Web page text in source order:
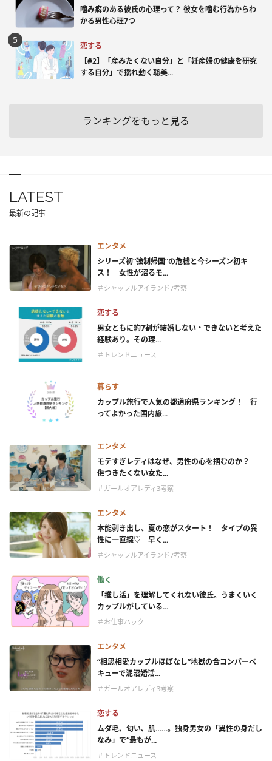
噛み癖のある彼氏の心理って？ 彼女を噛む行為からわ
かる男性心理7つ
恋する
【#2】「産みたくない自分」と「妊産婦の健康を研究
する自分」で揺れ動く聡美...
ランキングをもっと見る
LATEST
最新の記事
エンタメ
シリーズ初“強制帰国”の危機と今シーズン初キ
ス！ 女性が沼るモ...
＃シャッフルアイランド7考察
恋する
男女ともに約7割が結婚しない・できないと考えた
経験あり。その理...
＃トレンドニュース
暮らす
カップル旅行で人気の都道府県ランキング！ 行
ってよかった国内旅...
エンタメ
モテすぎレディはなぜ、男性の心を掴むのか？
傷つきたくない女た...
＃ガールオアレディ3考察
エンタメ
本能剥き出し、夏の恋がスタート！ タイプの異
性に一直線♡ 早く...
＃シャッフルアイランド7考察
働く
「推し活」を理解してくれない彼氏。うまくいく
カップルがしている...
＃お仕事ハック
エンタメ
“相思相愛カップルほぼなし”地獄の合コンバーベ
キューで泥沼婚活...
＃ガールオアレディ3考察
恋する
ムダ毛、匂い、肌……。独身男女の「異性の身だし
なみ」で“最もが...
＃トレンドニュース